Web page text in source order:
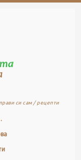
си сам / рецепти